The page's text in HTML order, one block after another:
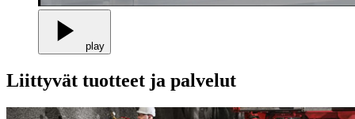
play
Liittyvät tuotteet ja palvelut